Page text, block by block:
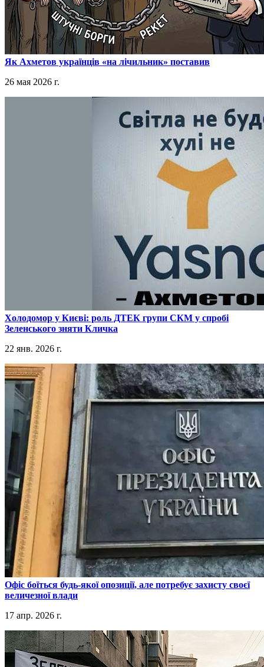
​Як Ахметов українців «на лічильник» поставив
26 мая 2026 г.
​Холодомор у Києві: роль ДТЕК групи СКМ у спробі
Зеленського зняти Кличка
22 янв. 2026 г.
​Офіс боїться будь-якої опозиції, але потребує захисту своєї
величезної влади
17 апр. 2026 г.